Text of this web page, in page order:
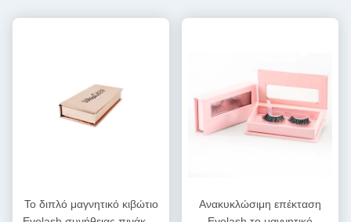
Το διπλό μαγνητικό κιβώτιο
Ανακυκλώσιμη επέκταση